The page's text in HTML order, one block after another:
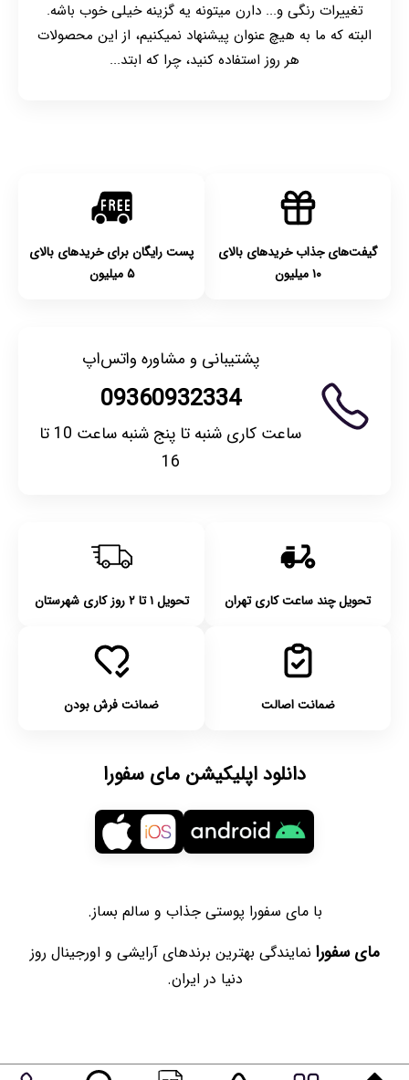
تغییرات رنگی و... دارن میتونه یه گزینه خیلی خوب باشه.
البته که ما به هیچ عنوان پیشنهاد نمیکنیم، از این محصولات
هر روز استفاده کنید، چرا که ابتد...
گیفت‌های جذاب خریدهای بالای
۱۰ میلیون
پست رایگان برای خریدهای بالای
۵ میلیون
پشتیبانی و مشاوره واتس‌اپ
09360932334
ساعت کاری شنبه تا پنج شنبه ساعت 10 تا
16
تحویل چند ساعت کاری تهران تحویل ۱ تا ۲ روز کاری شهرستان
ضمانت اصالت ضمانت فرش بودن
دانلود اپلیکیشن مای سفورا
با مای سفورا پوستی جذاب و سالم بساز.
مای سفورا نمایندگی بهترین برندهای آرایشی و اورجینال روز
دنیا در ایران.